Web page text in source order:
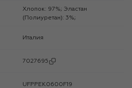
Хлопок: 97%; Эластан
(Полиуретан): 3%;
Италия
7027695
UFPPEK0600F19